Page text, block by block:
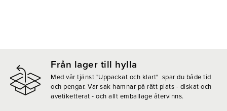
Från lager till hylla
Med vår tjänst "Uppackat och klart" spar du både tid
och pengar. Var sak hamnar på rätt plats - diskat och
avetiketterat - och allt emballage återvinns.